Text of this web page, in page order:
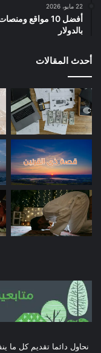
22 مايو، 2026
أفضل 10 مواقع
بالدولار
أحدث المقالات
نحاول دائما تقديم كل ما